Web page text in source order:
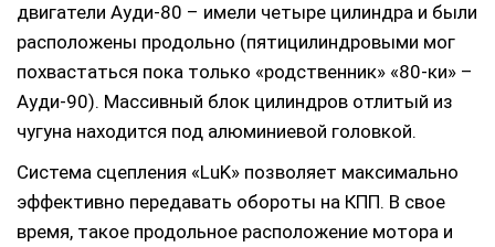
двигатели Ауди-80 – имели четыре цилиндра и были
расположены продольно (пятицилиндровыми мог
похвастаться пока только «родственник» «80-ки» –
Ауди-90). Массивный блок цилиндров отлитый из
чугуна находится под алюминиевой головкой.
Система сцепления «LuK» позволяет максимально
эффективно передавать обороты на КПП. В свое
время, такое продольное расположение мотора и